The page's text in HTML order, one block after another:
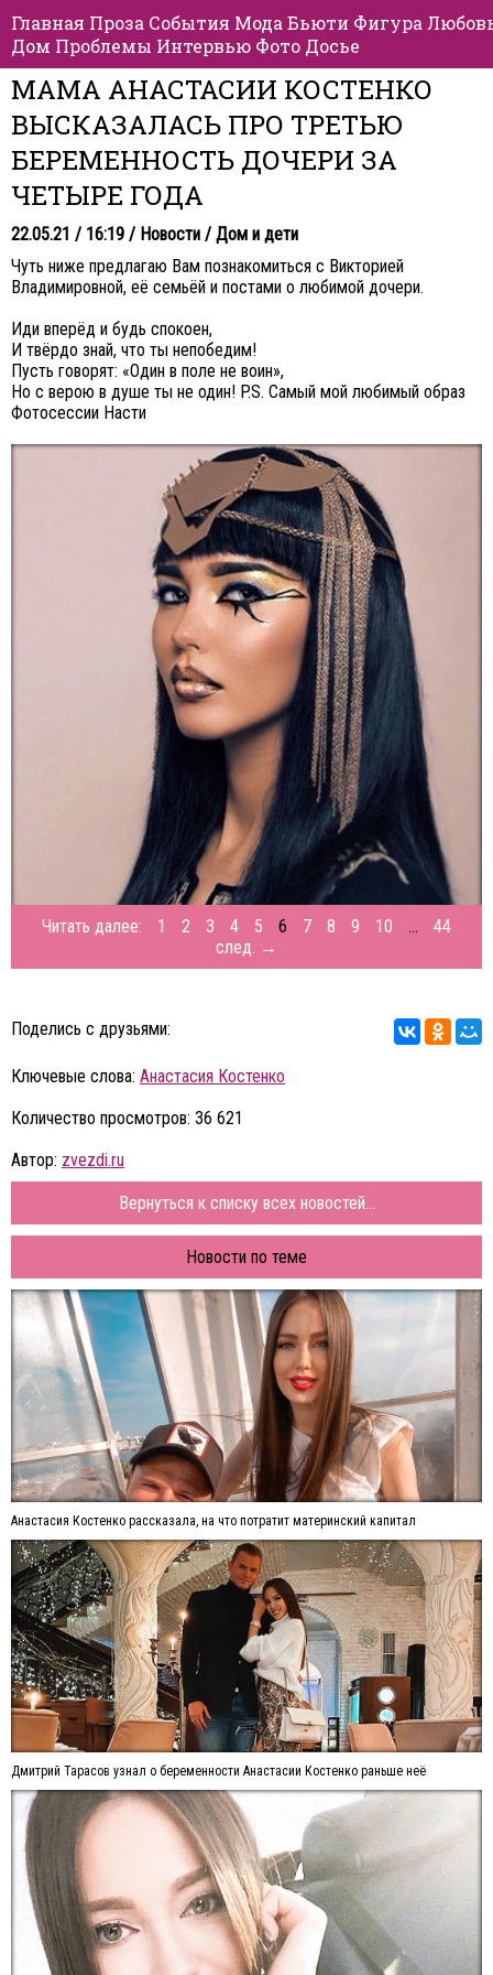
Главная Проза События Мода Бьюти Фигура
Дом Проблемы Интервью Фото Досье
МАМА АНАСТАСИИ КОСТЕНКО
ВЫСКАЗАЛАСЬ ПРО ТРЕТЬЮ
БЕРЕМЕННОСТЬ ДОЧЕРИ ЗА
ЧЕТЫРЕ ГОДА
22.05.21 / 16:19 / Новости / Дом и дети
Чуть ниже предлагаю Вам познакомиться с Викторией
Владимировной, её семьёй и постами о любимой дочери.
Иди вперёд и будь спокоен,
И твёрдо знай, что ты непобедим!
Пусть говорят: «Один в поле не воин»,
Но с верою в душе ты не один! P.S. Самый мой любимый образ
Фотосессии Насти
Читать далее: 1 2 3 4 5 6 7 8 9 10 ...
44
след. →
Поделись с друзьями:
Ключевые слова: Анастасия Костенко
Количество просмотров: 36 621
Автор: zvezdi.ru
Вернуться к списку всех новостей...
Новости по теме
Анастасия Костенко рассказала, на что потратит материнский капитал
Дмитрий Тарасов узнал о беременности Анастасии Костенко раньше неё